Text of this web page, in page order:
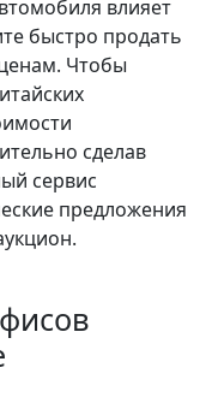
влияет
быстро продать
Чтобы
сделав
сервис
предложения